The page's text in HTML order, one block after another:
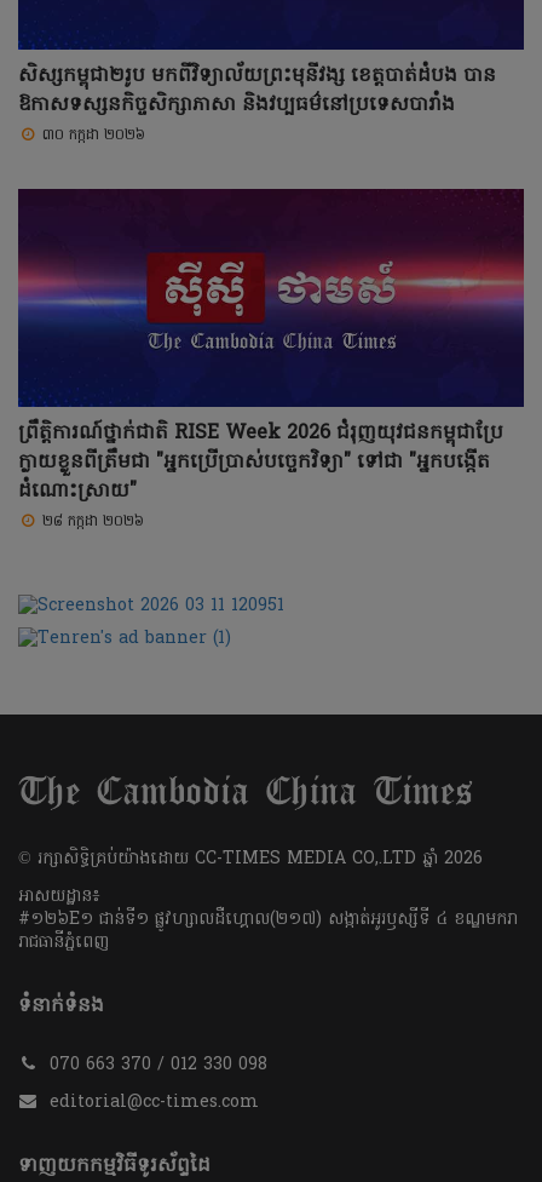
សិស្សកម្ពុជា២រូប មកពីវិទ្យាល័យព្រះមុនីវង្ស ខេត្តបាត់ដំបង បាន
ឱកាសទស្សនកិច្ចសិក្សាភាសា និងវប្បធម៌នៅប្រទេសបារាំង
៣០ កក្កដា ២០២៦
ព្រឹត្តិការណ៍ថ្នាក់ជាតិ RISE Week 2026 ជំរុញយុវជនកម្ពុជាប្រែ
ក្លាយខ្លួនពីត្រឹមជា "អ្នកប្រើប្រាស់បច្ចេកវិទ្យា" ទៅជា "អ្នកបង្កើត
ដំណោះស្រាយ"
២៨ កក្កដា ២០២៦
​© រក្សា​សិទ្ធិ​គ្រប់​យ៉ាង​ដោយ​ CC-TIMES MEDIA CO,.LTD ឆ្នាំ​ 2026
អាសយដ្ឋាន៖
#១២៦E១ ជាន់ទី១ ផ្លូវហ្សាលដឺហ្គោល(២១៧) សង្កាត់អូរឫស្សីទី ៤ ខណ្ឌមករា
រាជធានីភ្នំពេញ
ទំនាក់ទំនង
070 663 370 / 012 330 098
editorial@cc-times.com
ទាញយកកម្មវិធីទូរស័ព្ទដៃ